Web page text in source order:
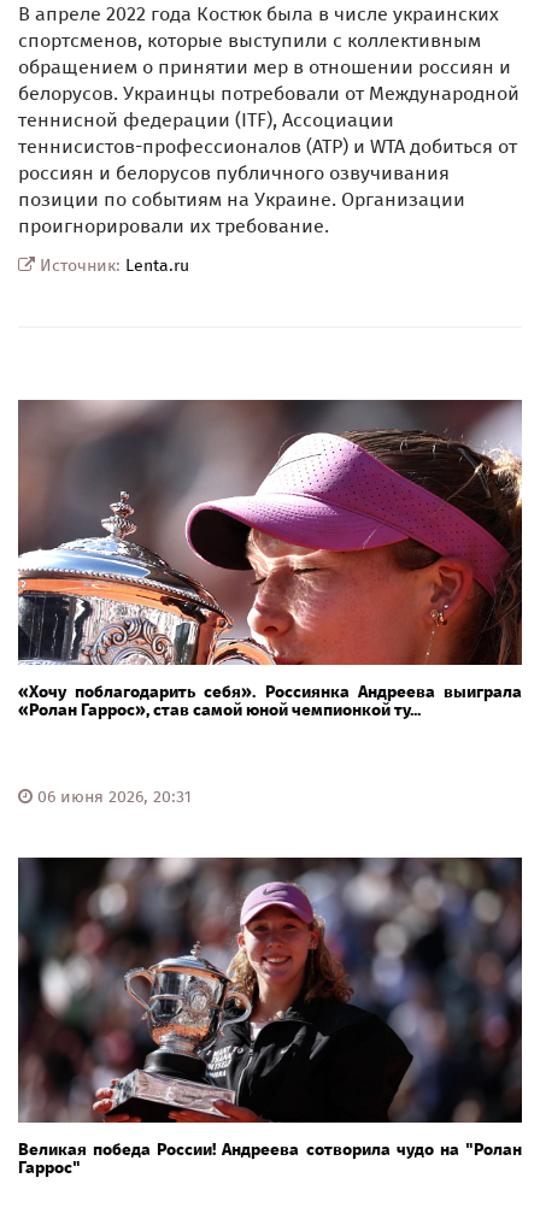
В апреле 2022 года Костюк была в числе украинских
спортсменов, которые выступили с коллективным
обращением о принятии мер в отношении россиян и
белорусов. Украинцы потребовали от Международной
теннисной федерации (ITF), Ассоциации
теннисистов-профессионалов (ATP) и WTA добиться от
россиян и белорусов публичного озвучивания
позиции по событиям на Украине. Организации
проигнорировали их требование.
Источник: Lenta.ru
«Хочу поблагодарить себя». Россиянка Андреева выиграла
«Ролан Гаррос», став самой юной чемпионкой ту...
06 июня 2026, 20:31
Великая победа России! Андреева сотворила чудо на "Ролан
Гаррос"